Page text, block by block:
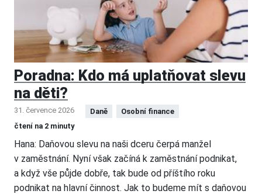
Poradna: Kdo má uplatňovat slevu
na děti?
31. července 2026 Daně
Osobní finance
čtení na 2 minuty
Hana: Daňovou slevu na naši dceru čerpá manžel
v zaměstnání. Nyní však začíná k zaměstnání podnikat,
a když vše půjde dobře, tak bude od příštího roku
podnikat na hlavní činnost. Jak to budeme mít s daňovou